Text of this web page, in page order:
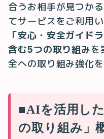
合うお相手が見つか
てサービスをご利用
「安心・安全ガイド
含む5つの取り組みを
全への取り組み強化
■AIを活用し
の取り組み」